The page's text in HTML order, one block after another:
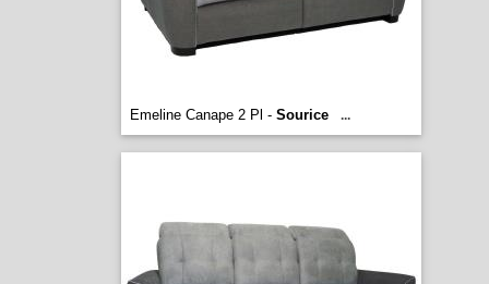
Emeline Canape 2 Pl - Sourice ...